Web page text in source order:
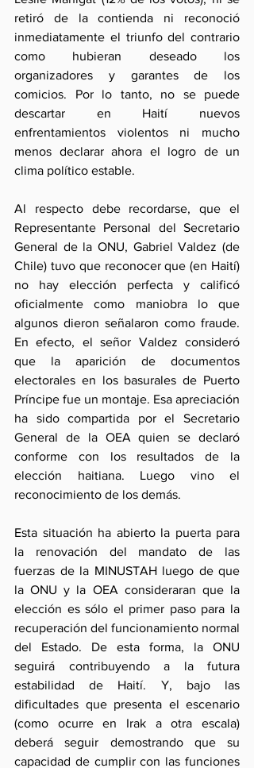
retiró de la contienda ni reconoció
inmediatamente el triunfo del contrario
como hubieran deseado los
organizadores y garantes de los
comicios. Por lo tanto, no se puede
descartar en Haití nuevos
enfrentamientos violentos ni mucho
menos declarar ahora el logro de un
clima político estable.
Al respecto debe recordarse, que el
Representante Personal del Secretario
General de la ONU, Gabriel Valdez (de
Chile) tuvo que reconocer que (en Haití)
no hay elección perfecta y calificó
oficialmente como maniobra lo que
algunos dieron señalaron como fraude.
En efecto, el señor Valdez consideró
que la aparición de documentos
electorales en los basurales de Puerto
Príncipe fue un montaje. Esa apreciación
ha sido compartida por el Secretario
General de la OEA quien se declaró
conforme con los resultados de la
elección haitiana. Luego vino el
reconocimiento de los demás.
Esta situación ha abierto la puerta para
la renovación del mandato de las
fuerzas de la MINUSTAH luego de que
la ONU y la OEA consideraran que la
elección es sólo el primer paso para la
recuperación del funcionamiento normal
del Estado. De esta forma, la ONU
seguirá contribuyendo a la futura
estabilidad de Haití. Y, bajo las
dificultades que presenta el escenario
(como ocurre en Irak a otra escala)
deberá seguir demostrando que su
capacidad de cumplir con las funciones